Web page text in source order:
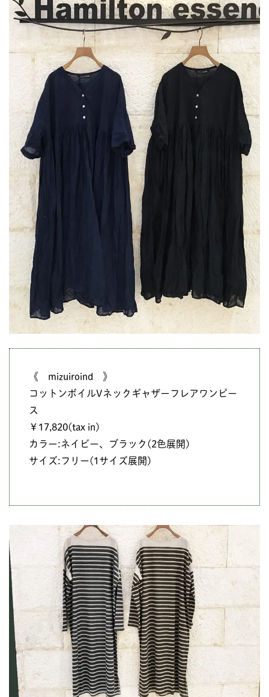
《 mizuiroind 》
コットンボイルVネックギャザーフレアワンピー
ス
￥17,820(tax in)
カラー:ネイビー、ブラック(2色展開)
サイズ:フリー(1サイズ展開)